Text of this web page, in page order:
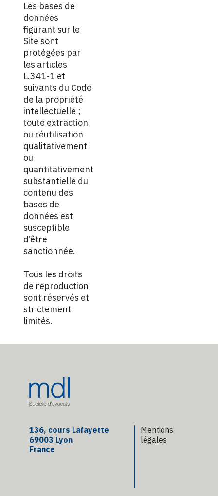
Les bases de
données
figurant sur le
Site sont
protégées par
les articles
L.341-1 et
suivants du Code
de la propriété
intellectuelle ;
toute extraction
ou réutilisation
qualitativement
ou
quantitativement
substantielle du
contenu des
bases de
données est
susceptible
d’être
sanctionnée.
Tous les droits
de reproduction
sont réservés et
strictement
limités.
136, cours Lafayette
69003 Lyon
France
Mentions
légales